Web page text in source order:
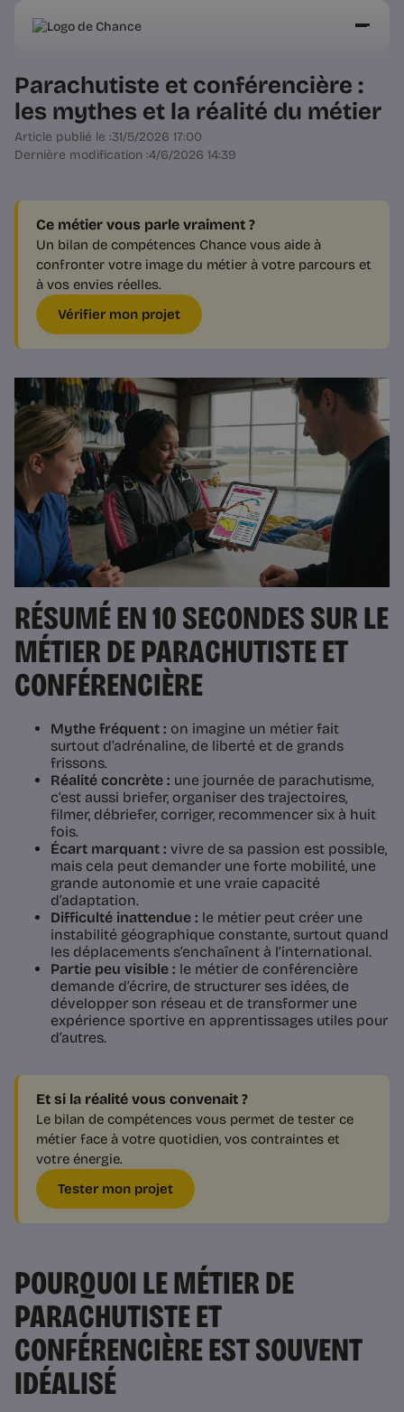
Parachutiste et conférencière :
les mythes et la réalité du métier
Article publié le :31/5/2026 17:00
Dernière modification :4/6/2026 14:39
Ce métier vous parle vraiment ?
Un bilan de compétences Chance vous aide à
confronter votre image du métier à votre parcours et
à vos envies réelles.
Vérifier mon projet
RÉSUMÉ EN 10 SECONDES SUR LE
MÉTIER DE PARACHUTISTE ET
CONFÉRENCIÈRE
Mythe fréquent : on imagine un métier fait
surtout d’adrénaline, de liberté et de grands
frissons.
Réalité concrète : une journée de parachutisme,
c’est aussi briefer, organiser des trajectoires,
filmer, débriefer, corriger, recommencer six à huit
fois.
Écart marquant : vivre de sa passion est possible,
mais cela peut demander une forte mobilité, une
grande autonomie et une vraie capacité
d’adaptation.
Difficulté inattendue : le métier peut créer une
instabilité géographique constante, surtout quand
les déplacements s’enchaînent à l’international.
Partie peu visible : le métier de conférencière
demande d’écrire, de structurer ses idées, de
développer son réseau et de transformer une
expérience sportive en apprentissages utiles pour
d’autres.
Et si la réalité vous convenait ?
Le bilan de compétences vous permet de tester ce
métier face à votre quotidien, vos contraintes et
votre énergie.
Tester mon projet
POURQUOI LE MÉTIER DE
PARACHUTISTE ET
CONFÉRENCIÈRE EST SOUVENT
IDÉALISÉ